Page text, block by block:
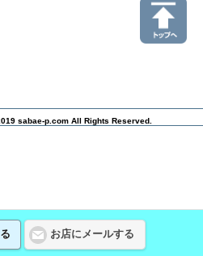
お店にメールする
sabae-p.com All Rights Reserved.